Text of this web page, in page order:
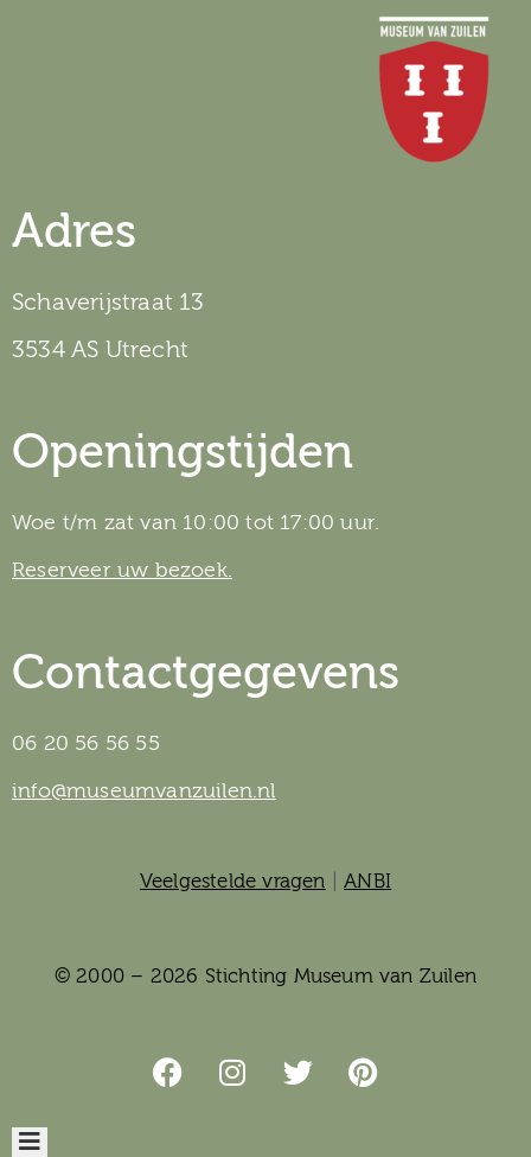
Adres
Schaverijstraat 13
3534 AS Utrecht
Openingstijden
Woe t/m zat van 10:00 tot 17:00 uur.
Reserveer uw bezoek.
Contactgegevens
06 20 56 56 55
info@museumvanzuilen.nl
Veelgestelde vragen ANBI
© 2000 – 2026 Stichting Museum van Zuilen